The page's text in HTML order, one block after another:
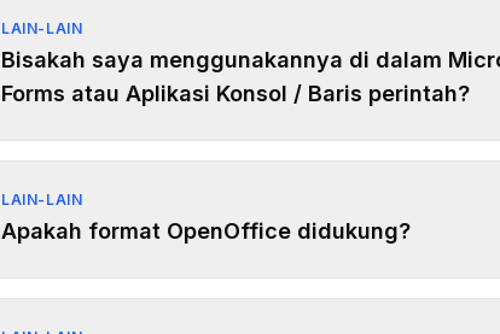
LAIN-LAIN
Bisakah saya menggunakannya di dalam
Forms atau Aplikasi Konsol / Baris perintah?
LAIN-LAIN
Apakah format OpenOffice didukung?